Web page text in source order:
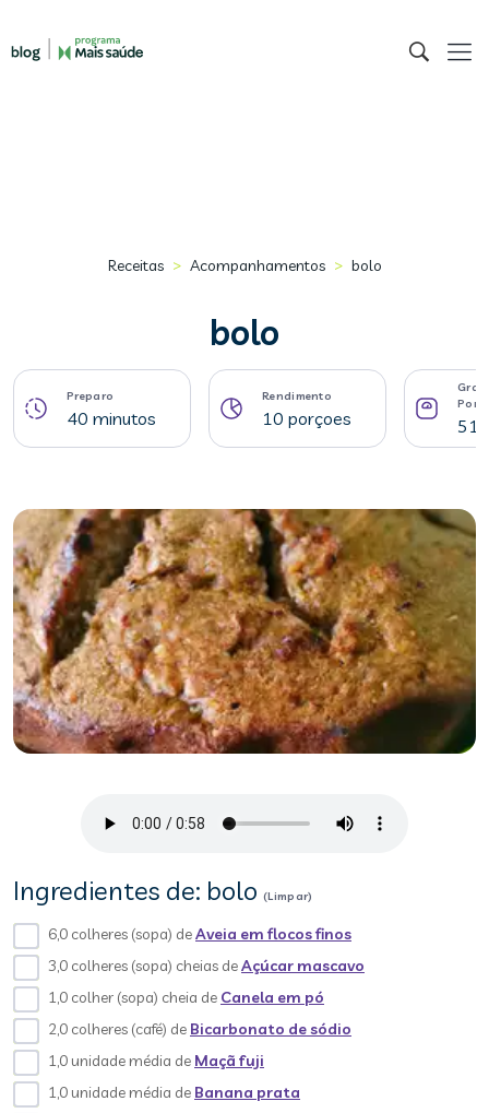
Receitas > Acompanhamentos > bolo
bolo
Preparo
40 minutos
Rendimento
10 porçoes 51
Ingredientes de: bolo (Limpar)
6,0 colheres (sopa) deAveia em flocos finos
3,0 colheres (sopa) cheias deAçúcar mascavo
1,0 colher (sopa) cheia de Canela em pó
2,0 colheres (café) de Bicarbonato de sódio
1,0 unidade média de Maçã fuji
1,0 unidade média de Banana prata